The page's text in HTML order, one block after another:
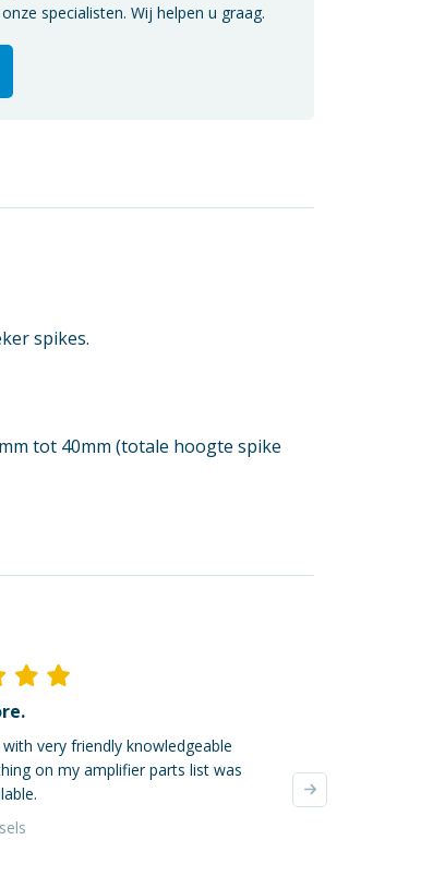
specialisten. Wij helpen u graag.
spikes.
tot 40mm (totale hoogte spike
very friendly knowledgeable
on my amplifier parts list was
verzonden, super!
waren zeer